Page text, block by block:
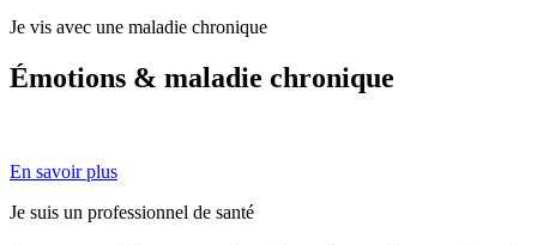
Je vis avec une maladie chronique
Émotions & maladie chronique
En savoir plus
Je suis un professionnel de santé